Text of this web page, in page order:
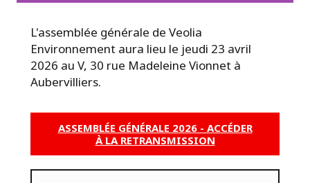
L'assemblée générale de Veolia
Environnement aura lieu le jeudi 23 avril
2026 au V, 30 rue Madeleine Vionnet à
Aubervilliers.
ASSEMBLÉE GÉNÉRALE 2026 - ACCÉDER
À LA RETRANSMISSION